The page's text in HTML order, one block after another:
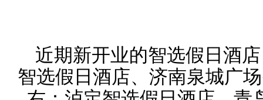
近期新开业的智选假日酒
智选假日酒店、济南泉城广